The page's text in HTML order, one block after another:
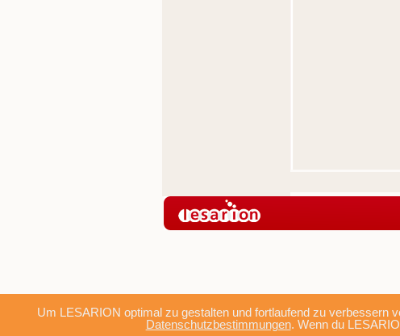
Um LESARION optimal zu gestalten und fortlaufend zu verbessern
Datenschutzbestimmungen. Wenn du